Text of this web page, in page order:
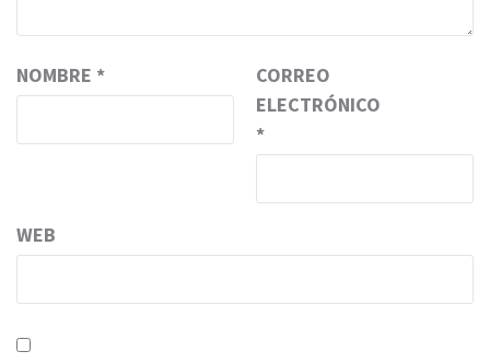
NOMBRE *
CORREO
ELECTRÓNICO
*
WEB